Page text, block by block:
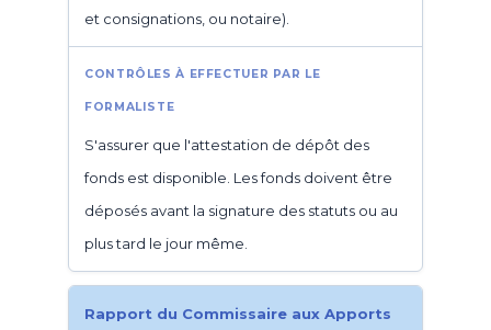
et consignations, ou notaire).
S'assurer que l'attestation de dépôt des
fonds est disponible. Les fonds doivent être
déposés avant la signature des statuts ou au
plus tard le jour même.
Rapport du Commissaire aux Apports